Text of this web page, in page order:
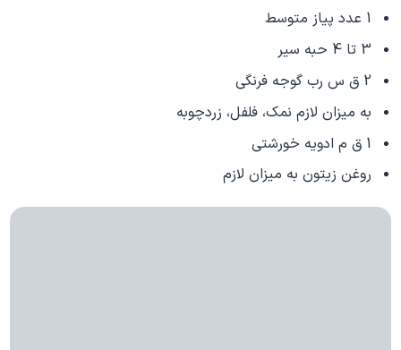
1 عدد پیاز متوسط
3 تا 4 حبه سیر
2 ق س رب گوجه فرنگی
به میزان لازم نمک، فلفل، زردچوبه
1 ق م ادویه خورشتی
روغن زیتون به میزان لازم